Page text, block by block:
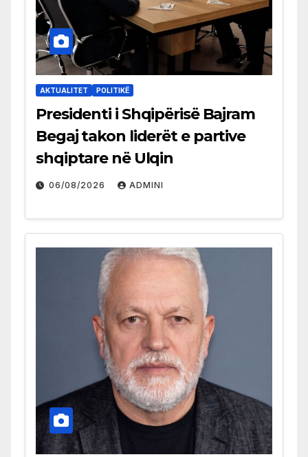
AKTUALITET POLITIKË
Presidenti i Shqipërisë Bajram
Begaj takon liderët e partive
shqiptare në Ulqin
06/08/2026 ADMINI